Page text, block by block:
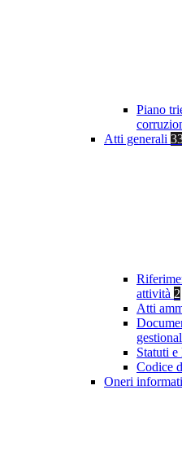
Piano
Atti generali
attività 2
Atti
Statuti
Codice
Oneri